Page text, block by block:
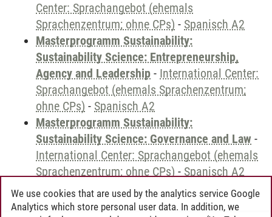
Center: Sprachangebot (ehemals
Sprachenzentrum; ohne CPs) - Spanisch A2
Masterprogramm Sustainability:
Sustainability Science: Entrepreneurship,
Agency and Leadership - International Center:
Sprachangebot (ehemals Sprachenzentrum;
ohne CPs) - Spanisch A2
Masterprogramm Sustainability:
Sustainability Science: Governance and Law -
International Center: Sprachangebot (ehemals
Sprachenzentrum; ohne CPs) - Spanisch A2
We use cookies that are used by the analytics service Google
Analytics which store personal user data. In addition, we